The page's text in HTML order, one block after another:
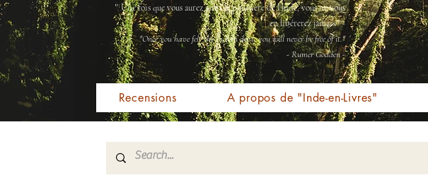
"Une fois que vous aurez senti la poussière de l'Inde, vous ne vous
en libérerez jamais " -
"Once you have felt the Indian dust, you will never be free of it."
- Rumer Godden -
Recensions A propos de "Inde-en-Livres"